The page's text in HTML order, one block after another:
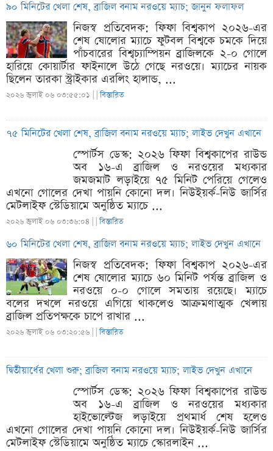
৯০ মিনিটের খেলা শেষ, ব্রাজিল বনাম নরওয়ে ম্যাচ; জানুন ফলাফল
নিজস্ব প্রতিবেদক: ফিফা বিশ্বকাপ ২০২৬-এর
শেষ ষোলোর ম্যাচে ফুটবল বিশ্বকে চমকে দিয়ে
পাঁচবারের বিশ্বচ্যাম্পিয়ন ব্রাজিলকে ২-০ গোলে
হারিয়ে কোয়ার্টার ফাইনালে উঠে গেছে নরওয়ে। ম্যাচের নায়ক
ছিলেন তারকা স্ট্রাইকার এরলিং হালান্ড, ...
২০২৬ জুলাই ০৬ ০৩:৫৫:০১ | |বিস্তারিত
৭৫ মিনিটের খেলা শেষ, ব্রাজিল বনাম নরওয়ে ম্যাচ; লাইভ দেখুন এখানে
স্পোর্টস ডেস্ক: ২০২৬ ফিফা বিশ্বকাপের রাউন্ড
অব ১৬-এ ব্রাজিল ও নরওয়ের মধ্যকার
জমজমাট লড়াইয়ে ৭৫ মিনিট পেরিয়ে গেলেও
এখনো গোলের দেখা পায়নি কোনো দল। নিউইয়র্ক-নিউ জার্সির
মেটলাইফ স্টেডিয়ামে অনুষ্ঠিত ম্যাচে ...
২০২৬ জুলাই ০৬ ০৩:৩৬:০৪ | |বিস্তারিত
৬০ মিনিটের খেলা শেষ, ব্রাজিল বনাম নরওয়ে ম্যাচ; লাইভ দেখুন এখানে
নিজস্ব প্রতিবেদক: ফিফা বিশ্বকাপ ২০২৬-এর
শেষ ষোলোর ম্যাচে ৬০ মিনিট পর্যন্ত ব্রাজিল ও
নরওয়ে ০-০ গোলে সমতায় রয়েছে। ম্যাচে
বলের দখলে নরওয়ে এগিয়ে থাকলেও আক্রমণাত্মক খেলায়
ব্রাজিল প্রতিপক্ষকে চাপে রাখার ...
২০২৬ জুলাই ০৬ ০৩:২০:৫৬ | |বিস্তারিত
দ্বিতীয়ার্ধের খেলা শুরু; ব্রাজিল বনাম নরওয়ে ম্যাচ; লাইভ দেখুন এখানে
স্পোর্টস ডেস্ক: ২০২৬ ফিফা বিশ্বকাপের রাউন্ড
অব ১৬-এ ব্রাজিল ও নরওয়ের মধ্যকার
হাইভোল্টেজ লড়াইয়ে প্রথমার্ধ শেষ হলেও
এখনো গোলের দেখা পায়নি কোনো দল। নিউইয়র্ক-নিউ জার্সির
মেটলাইফ স্টেডিয়ামে অনুষ্ঠিত ম্যাচে স্কোরলাইন ...